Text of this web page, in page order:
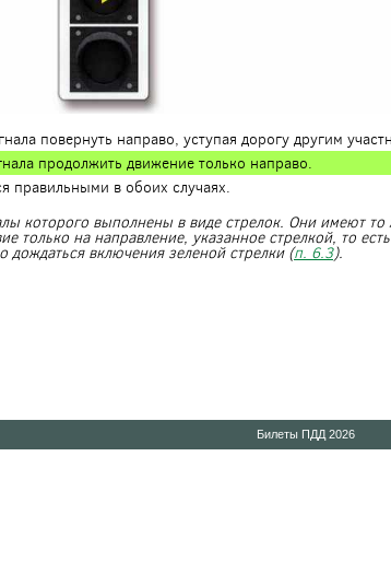
повернуть направо, уступая дорогу другим
продолжить движение только направо.
правильными в обоих случаях.
которого выполнены в виде стрелок. Они имеют
только на направление, указанное стрелкой, то
дождаться включения зеленой стрелки (п. 6.3).
Билеты ПДД 2026